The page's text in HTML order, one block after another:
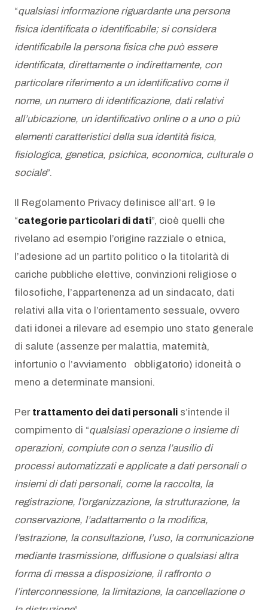
“qualsiasi informazione riguardante una persona
fisica identificata o identificabile; si considera
identificabile la persona fisica che può essere
identificata, direttamente o indirettamente, con
particolare riferimento a un identificativo come il
nome, un numero di identificazione, dati relativi
all’ubicazione, un identificativo online o a uno o più
elementi caratteristici della sua identità fisica,
fisiologica, genetica, psichica, economica, culturale o
sociale”.
Il Regolamento Privacy definisce all’art. 9 le
“categorie particolari di dati”, cioè quelli che
rivelano ad esempio l’origine razziale o etnica,
l’adesione ad un partito politico o la titolarità di
cariche pubbliche elettive, convinzioni religiose o
filosofiche, l’appartenenza ad un sindacato, dati
relativi alla vita o l’orientamento sessuale, ovvero
dati idonei a rilevare ad esempio uno stato generale
di salute (assenze per malattia, maternità,
infortunio o l’avviamento obbligatorio) idoneità o
meno a determinate mansioni.
Per trattamento dei dati personali s’intende il
compimento di “qualsiasi operazione o insieme di
operazioni, compiute con o senza l’ausilio di
processi automatizzati e applicate a dati personali o
insiemi di dati personali, come la raccolta, la
registrazione, l’organizzazione, la strutturazione, la
conservazione, l’adattamento o la modifica,
l’estrazione, la consultazione, l’uso, la comunicazione
mediante trasmissione, diffusione o qualsiasi altra
forma di messa a disposizione, il raffronto o
l’interconnessione, la limitazione, la cancellazione o